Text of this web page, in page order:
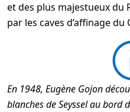
et des plus majestueux du
par les caves d’affinage
En 1948, Eugène Gojon
blanches de Seyssel au bord